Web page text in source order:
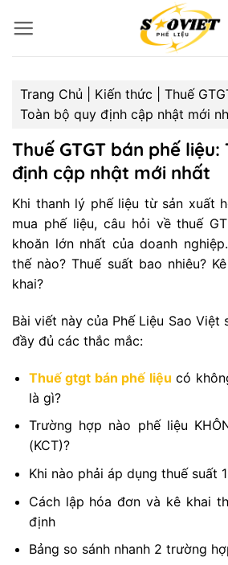
qua
Trang Chủ
Kiến thức
Thuế
Toàn bộ quy định cập nhật mới
Thuế GTGT bán phế
định cập nhật mới nhất
Khi thanh lý phế liệu từ sản xuất
mua phế liệu, câu hỏi về thuế
khoăn lớn nhất của doanh
thế nào? Thuế suất bao nhiêu?
khai?
Bài viết này của Phế Liệu Sao Việt
đầy đủ các thắc mắc:
Thuế gtgt bán phế liệu có
là gì?
Trường hợp nào phế liệu
(KCT)?
Khi nào phải áp dụng thuế suất
Cách lập hóa đơn và kê khai
định
Bảng so sánh nhanh 2 trường